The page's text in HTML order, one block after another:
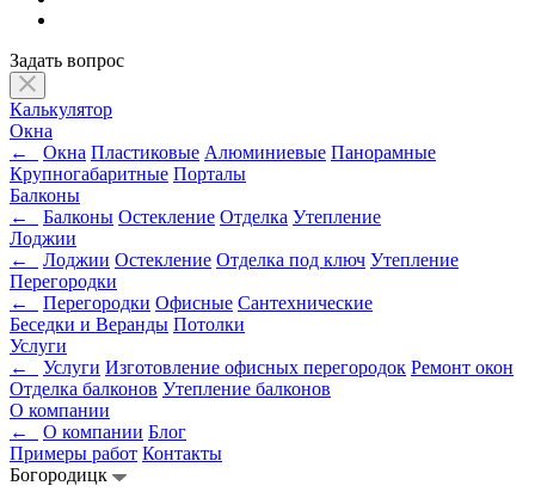
Задать вопрос
Калькулятор
Окна
←
Окна Пластиковые Алюминиевые Панорамные
Крупногабаритные Порталы
Балконы
←
Балконы Остекление Отделка Утепление
Лоджии
←
Лоджии Остекление Отделка под ключ Утепление
Перегородки
←
Перегородки Офисные Сантехнические
Беседки и Веранды Потолки
Услуги
←
Услуги Изготовление офисных перегородок Ремонт окон
Отделка балконов Утепление балконов
О компании
←
О компании Блог
Примеры работ Контакты
Богородицк